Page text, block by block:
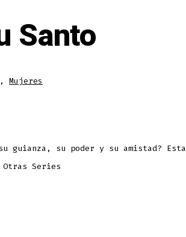
Santo
, Mujeres
guianza, su poder y su amistad? Esta
Series